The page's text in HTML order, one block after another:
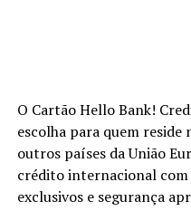
O Cartão Hello Bank!
escolha para quem reside
outros países da União
crédito internacional
exclusivos e segurança